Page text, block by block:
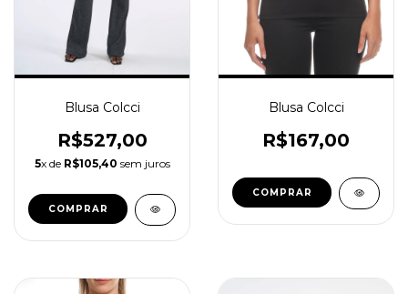
Blusa Colcci
R$527,00
5x de R$105,40 sem juros
COMPRAR
Blusa Colcci
R$167,00
COMPRAR